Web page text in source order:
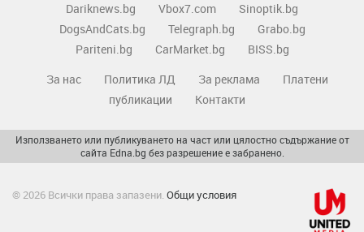
Dariknews.bg
Vbox7.com
Sinoptik.bg
DogsAndCats.bg
Telegraph.bg
Grabo.bg
Pariteni.bg
CarMarket.bg
BISS.bg
За нас
Политика ЛД За реклама
Платени
публикации
Контакти
Използването или публикуването на част или цялостно съдържание от
сайта Edna.bg без разрешение е забранено.
© 2026 Всички права запазени. Общи условия